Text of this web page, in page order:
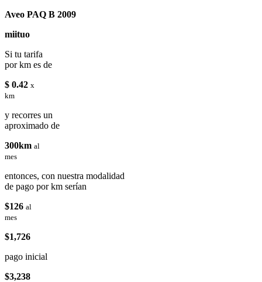
Aveo PAQ B 2009
miituo
Si tu tarifa
por km es de
$ 0.42 x
km
y recorres un
aproximado de
300km al
mes
entonces, con nuestra modalidad
de pago por km serían
$126 al
mes
$1,726
pago inicial
$3,238